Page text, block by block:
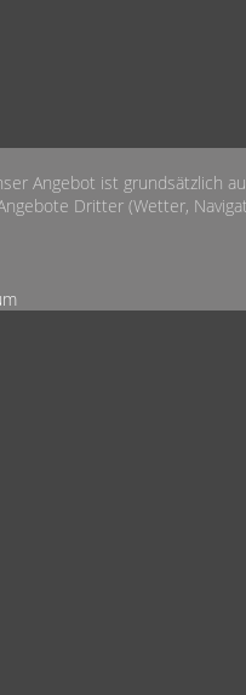
Angebot ist grundsätzlich
Dritter (Wetter,